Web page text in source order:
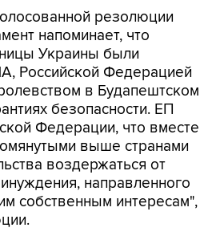
резолюции
напоминает, что
Украины были
Российской Федерацией
в Будапештском
безопасности. ЕП
Федерации, что вместе
выше странами
воздержаться от
направленного
собственным интересам",